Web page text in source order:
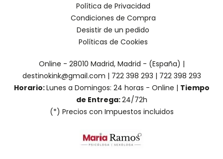
Política de Privacidad
Condiciones de Compra
Desistir de un pedido
Políticas de Cookies
Online - 28010 Madrid, Madrid - (España) |
destinokink@gmail.com | 722 398 293 | 722 398 293
Horario:Lunes a Domingos: 24 horas - Online | Tiempo
de Entrega:24/72h
(*) Precios con Impuestos incluidos